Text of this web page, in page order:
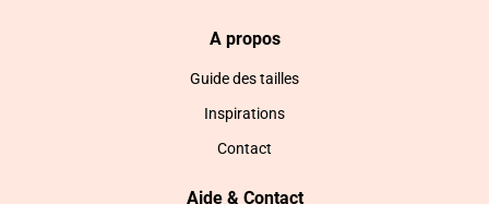
A propos
Guide des tailles
Inspirations
Contact
Aide & Contact